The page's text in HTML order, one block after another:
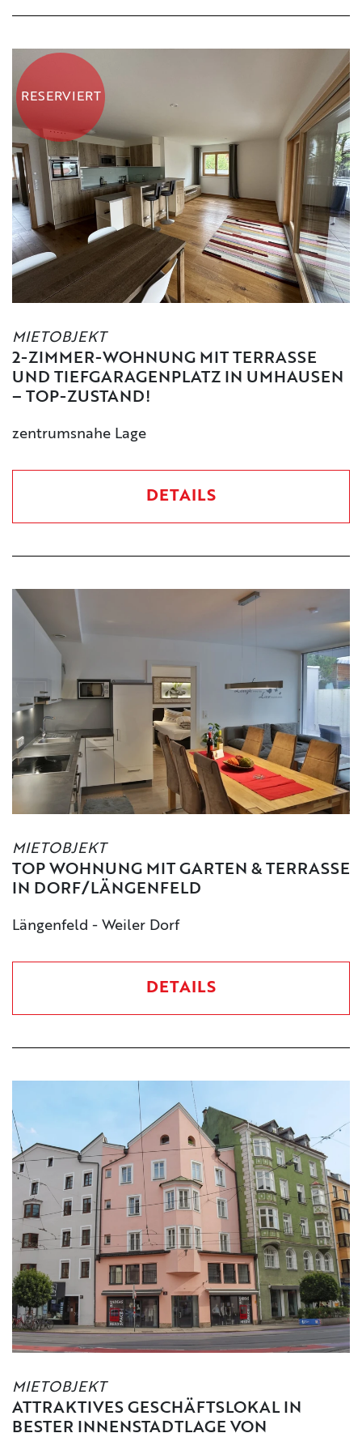
RESERVIERT
MIETOBJEKT
2-ZIMMER-WOHNUNG MIT TERRASSE
UND TIEFGARAGENPLATZ IN UMHAUSEN
– TOP-ZUSTAND!
zentrumsnahe Lage
DETAILS
MIETOBJEKT
TOP WOHNUNG MIT GARTEN & TERRASSE
IN DORF/LÄNGENFELD
Längenfeld - Weiler Dorf
DETAILS
MIETOBJEKT
ATTRAKTIVES GESCHÄFTSLOKAL IN
BESTER INNENSTADTLAGE VON